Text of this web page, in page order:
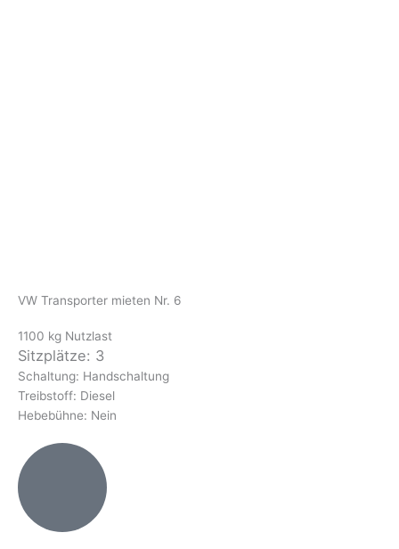
VW Transporter mieten Nr. 6
1100 kg Nutzlast
Sitzplätze: 3
Schaltung: Handschaltung
Treibstoff: Diesel
Hebebühne: Nein